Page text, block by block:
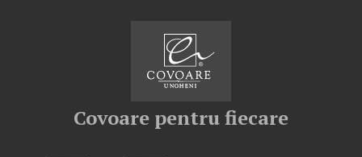
Covoare pentru fiecare